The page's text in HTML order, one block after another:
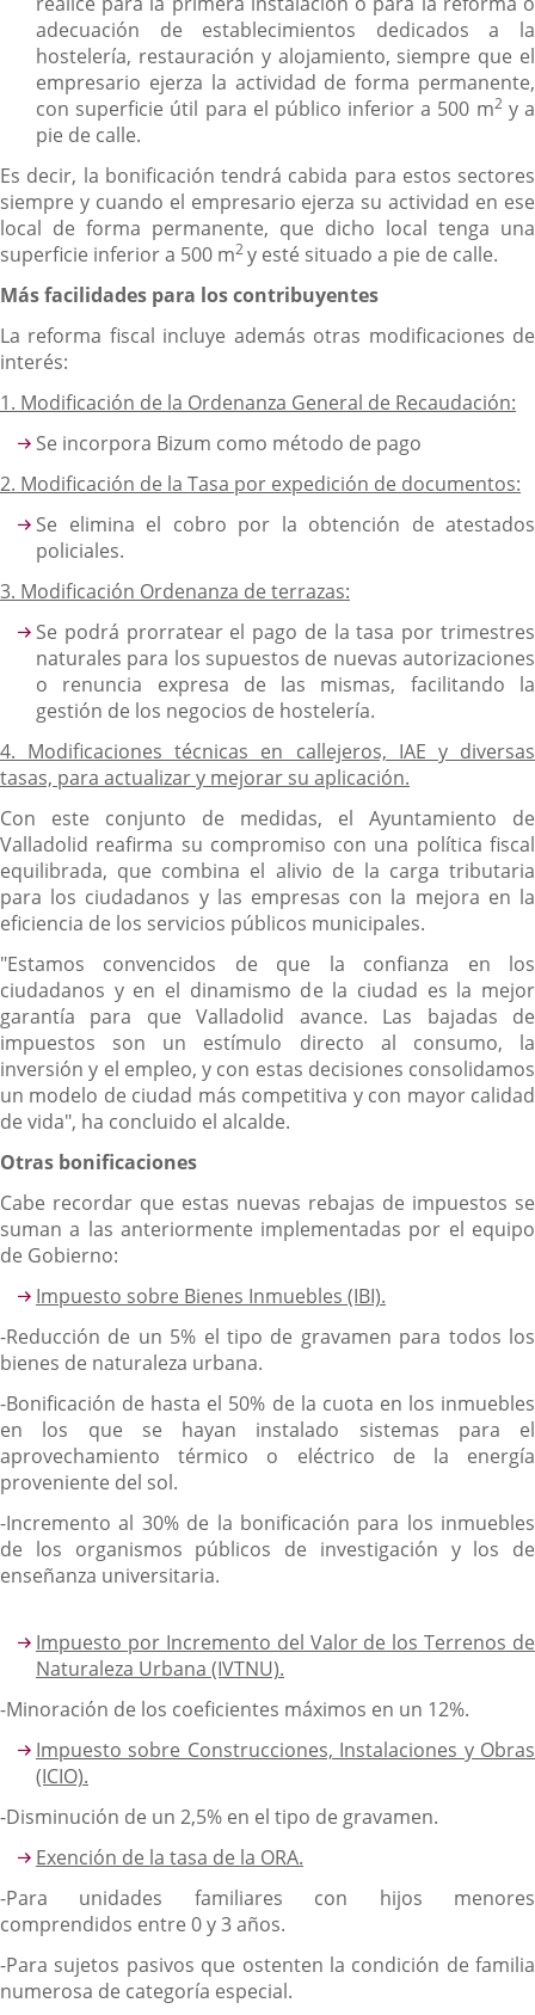
adecuación de establecimientos dedicados a la
hostelería, restauración y alojamiento, siempre que el
empresario ejerza la actividad de forma permanente,
con superficie útil para el público inferior a 500 m2y a
pie de calle.
Es decir, la bonificación tendrá cabida para estos sectores
siempre y cuando el empresario ejerza su actividad en ese
local de forma permanente, que dicho local tenga una
superficie inferior a 500 m2y esté situado a pie de calle.
Más facilidades para los contribuyentes
La reforma fiscal incluye además otras modificaciones de
interés:
1. Modificación de la Ordenanza General de Recaudación:
Se incorpora Bizum como método de pago
2. Modificación de la Tasa por expedición de documentos:
Se elimina el cobro por la obtención de atestados
policiales.
3. Modificación Ordenanza de terrazas:
Se podrá prorratear el pago de la tasa por trimestres
naturales para los supuestos de nuevas autorizaciones
o renuncia expresa de las mismas, facilitando la
gestión de los negocios de hostelería.
4. Modificaciones técnicas en callejeros, IAE y diversas
tasas, para actualizar y mejorar su aplicación.
Con este conjunto de medidas, el Ayuntamiento de
Valladolid reafirma su compromiso con una política fiscal
equilibrada, que combina el alivio de la carga tributaria
para los ciudadanos y las empresas con la mejora en la
eficiencia de los servicios públicos municipales.
"Estamos convencidos de que la confianza en los
ciudadanos y en el dinamismo de la ciudad es la mejor
garantía para que Valladolid avance. Las bajadas de
impuestos son un estímulo directo al consumo, la
inversión y el empleo, y con estas decisiones consolidamos
un modelo de ciudad más competitiva y con mayor calidad
de vida", ha concluido el alcalde.
Otras bonificaciones
Cabe recordar que estas nuevas rebajas de impuestos se
suman a las anteriormente implementadas por el equipo
de Gobierno:
Impuesto sobre Bienes Inmuebles (IBI).
-Reducción de un 5% el tipo de gravamen para todos los
bienes de naturaleza urbana.
-Bonificación de hasta el 50% de la cuota en los inmuebles
en los que se hayan instalado sistemas para el
aprovechamiento térmico o eléctrico de la energía
proveniente del sol.
-Incremento al 30% de la bonificación para los inmuebles
de los organismos públicos de investigación y los de
enseñanza universitaria.
Impuesto por Incremento del Valor de los Terrenos de
Naturaleza Urbana (IVTNU).
-Minoración de los coeficientes máximos en un 12%.
Impuesto sobre Construcciones, Instalaciones y Obras
(ICIO).
-Disminución de un 2,5% en el tipo de gravamen.
Exención de la tasa de la ORA.
-Para unidades familiares con hijos menores
comprendidos entre 0 y 3 años.
-Para sujetos pasivos que ostenten la condición de familia
numerosa de categoría especial.